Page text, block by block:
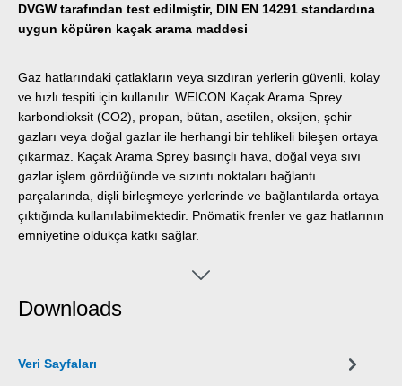
DVGW tarafından test edilmiştir, DIN EN 14291 standardına
uygun köpüren kaçak arama maddesi
Gaz hatlarındaki çatlakların veya sızdıran yerlerin güvenli, kolay
ve hızlı tespiti için kullanılır. WEICON Kaçak Arama Sprey
karbondioksit (CO2), propan, bütan, asetilen, oksijen, şehir
gazları veya doğal gazlar ile herhangi bir tehlikeli bileşen ortaya
çıkarmaz. Kaçak Arama Sprey basınçlı hava, doğal veya sıvı
gazlar işlem gördüğünde ve sızıntı noktaları bağlantı
parçalarında, dişli birleşmeye yerlerinde ve bağlantılarda ortaya
çıktığında kullanılabilmektedir. Pnömatik frenler ve gaz hatlarının
emniyetine oldukça katkı sağlar.
Downloads
Veri Sayfaları